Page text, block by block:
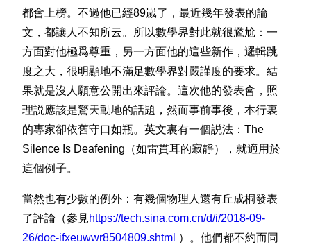
都會上榜。不過他已經89嵗了，最近幾年發表的論
文，都讓人不知所云。所以數學界對此就很尷尬：一
方面對他極爲尊重，另一方面他的這些新作，邏輯跳
度之大，很明顯地不滿足數學界對嚴謹度的要求。結
果就是沒人願意公開出來評論。這次他的發表會，照
理説應該是驚天動地的話題，然而事前事後，本行裏
的專家卻依舊守口如瓶。英文裏有一個説法：The
Silence Is Deafening（如雷貫耳的寂靜），就適用於
這個例子。
當然也有少數的例外：有幾個物理人還有丘成桐發表
了評論（參見https://tech.sina.com.cn/d/i/2018-09-
26/doc-ifxeuwwr8504809.shtml ）。他們都不約而同